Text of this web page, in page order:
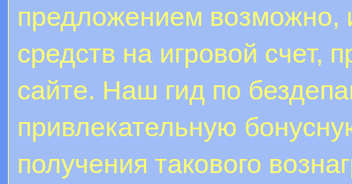
предложением возможно,
средств на игровой счет,
сайте. Наш гид по
привлекательную
получения такового